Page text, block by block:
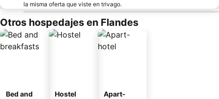
la misma oferta que viste en trivago.
Otros hospedajes en Flandes
Bed and
Hostel
Apart-